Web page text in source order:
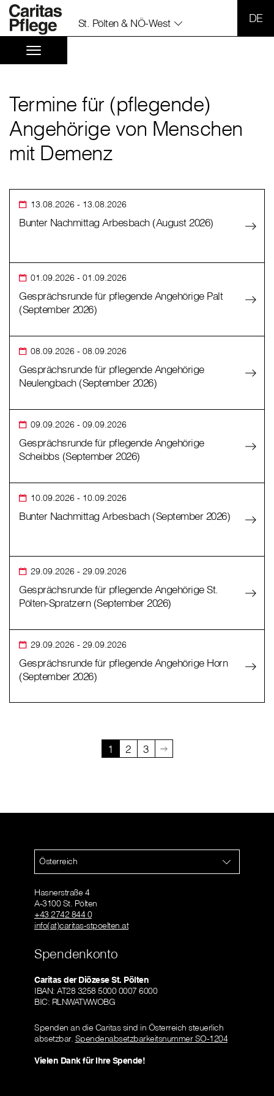
St. Pölten & NÖ-West
Termine für (pflegende)
Angehörige von Menschen
mit Demenz
13.08.2026 - 13.08.2026
Bunter Nachmittag Arbesbach (August 2026)
01.09.2026 - 01.09.2026
Gesprächsrunde für pflegende Angehörige Palt
(September 2026)
08.09.2026 - 08.09.2026
Gesprächsrunde für pflegende Angehörige
Neulengbach (September 2026)
09.09.2026 - 09.09.2026
Gesprächsrunde für pflegende Angehörige
Scheibbs (September 2026)
10.09.2026 - 10.09.2026
Bunter Nachmittag Arbesbach (September 2026)
29.09.2026 - 29.09.2026
Gesprächsrunde für pflegende Angehörige St.
Pölten-Spratzern (September 2026)
29.09.2026 - 29.09.2026
Gesprächsrunde für pflegende Angehörige Horn
(September 2026)
1 2 3
Österreich
Hasnerstraße 4
A-3100 St. Pölten
+43 2742 844 0
info(at)caritas-stpoelten.at
Spendenkonto
Caritas der Diözese St. Pölten
IBAN: AT28 3258 5000 0007 6000
BIC: RLNWATWWOBG
Spenden an die Caritas sind in Österreich steuerlich
absetzbar. Spendenabsetzbarkeitsnummer SO-1204
Vielen Dank für Ihre Spende!